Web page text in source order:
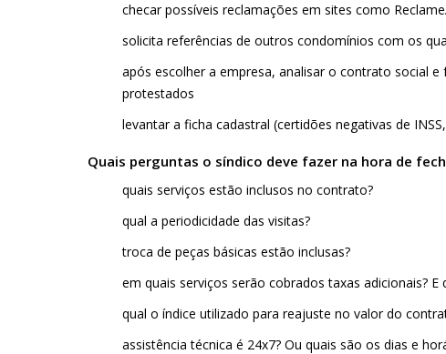
checar possíveis reclamações em sites como
solicita referências de outros condomínios com os
após escolher a empresa, analisar o contrato social
protestados
levantar a ficha cadastral (certidões negativas de
Quais perguntas o síndico deve fazer na hora de
quais serviços estão inclusos no contrato?
qual a periodicidade das visitas?
troca de peças básicas estão inclusas?
em quais serviços serão cobrados taxas adicionais? E
qual o índice utilizado para reajuste no valor do
assistência técnica é 24x7? Ou quais são os dias e